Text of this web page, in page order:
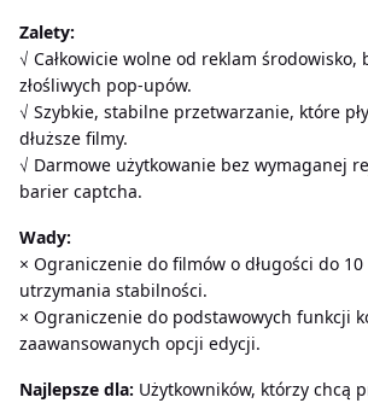
Zalety:
√ Całkowicie wolne od reklam środowisko,
złośliwych pop-upów.
√ Szybkie, stabilne przetwarzanie, które
dłuższe filmy.
√ Darmowe użytkowanie bez wymaganej
barier captcha.
Wady:
× Ograniczenie do filmów o długości do
utrzymania stabilności.
× Ograniczenie do podstawowych funkcji
zaawansowanych opcji edycji.
Najlepsze dla: Użytkowników, którzy chcą